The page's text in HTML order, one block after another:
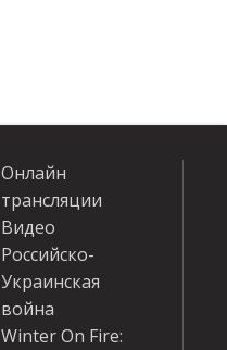
Онлайн
трансляции
Видео
Российско-
Украинская
война
Winter On Fire: